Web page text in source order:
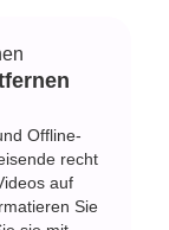
Offline-
recht
auf
Sie